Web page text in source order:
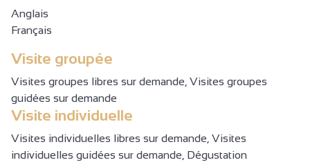
Anglais
Français
Visite groupée
Visites groupes libres sur demande, Visites groupes
guidées sur demande
Visite individuelle
Visites individuelles libres sur demande, Visites
individuelles guidées sur demande, Dégustation